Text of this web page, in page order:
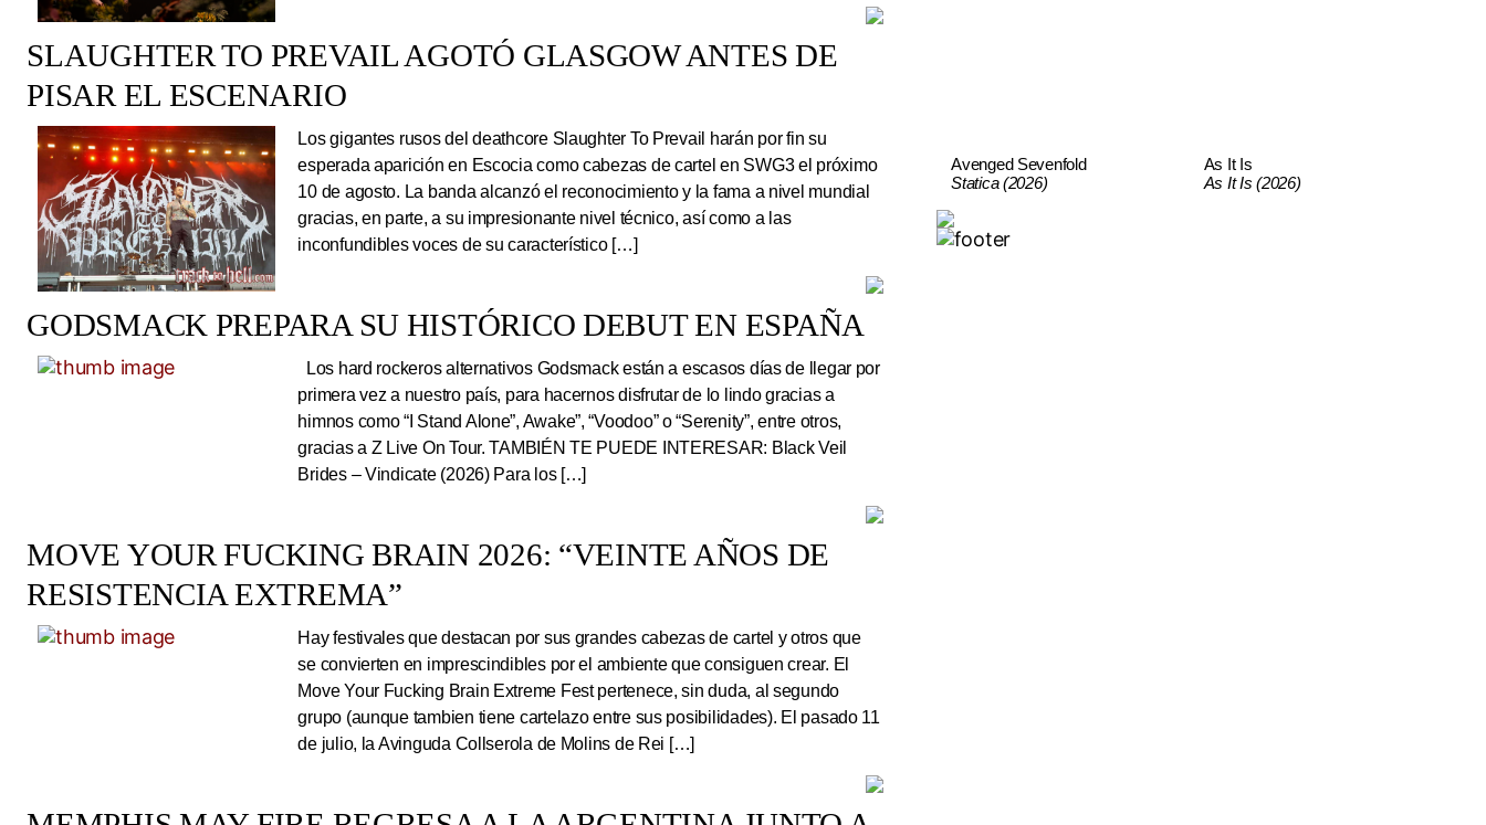
SLAUGHTER TO PREVAIL AGOTÓ GLASGOW ANTES DE
PISAR EL ESCENARIO
Los gigantes rusos del deathcore Slaughter To Prevail harán por fin su
esperada aparición en Escocia como cabezas de cartel en SWG3 el próximo
10 de agosto. La banda alcanzó el reconocimiento y la fama a nivel mundial
gracias, en parte, a su impresionante nivel técnico, así como a las
inconfundibles voces de su característico […]
GODSMACK PREPARA SU HISTÓRICO DEBUT EN ESPAÑA
Los hard rockeros alternativos Godsmack están a escasos días de llegar por
primera vez a nuestro país, para hacernos disfrutar de lo lindo gracias a
himnos como “I Stand Alone”, Awake”, “Voodoo” o “Serenity”, entre otros,
gracias a Z Live On Tour. TAMBIÉN TE PUEDE INTERESAR: Black Veil
Brides – Vindicate (2026) Para los […]
MOVE YOUR FUCKING BRAIN 2026: “VEINTE AÑOS DE
RESISTENCIA EXTREMA”
Hay festivales que destacan por sus grandes cabezas de cartel y otros que
se convierten en imprescindibles por el ambiente que consiguen crear. El
Move Your Fucking Brain Extreme Fest pertenece, sin duda, al segundo
grupo (aunque tambien tiene cartelazo entre sus posibilidades). El pasado 11
de julio, la Avinguda Collserola de Molins de Rei […]
Avenged Sevenfold
Statica (2026)
As It Is
As It Is (2026)